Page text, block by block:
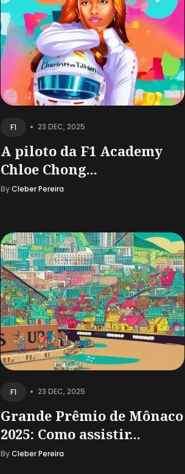
F1 • 23 DEC, 2025
A piloto da F1 Academy
Chloe Chong...
ByCleber Pereira
F1 • 23 DEC, 2025
Grande Prêmio de Mônaco
2025: Como assistir...
ByCleber Pereira